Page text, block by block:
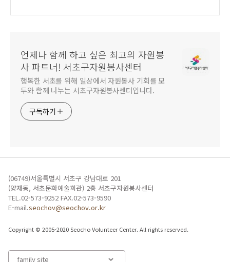
언제나 함께 하고 싶은 최고의 자원봉
사 파트너! 서초구자원봉사센터
행복한 서초를 위해 일상에서 자원봉사 기회를 모
두와 함께 나누는 서초구자원봉사센터입니다.
구독하기
(06749)서울특별시 서초구 강남대로 201
(양재동, 서초문화예술회관) 2층 서초구자원봉사센터
TEL.02-573-9252 FAX.02-573-9590
E-mail.seochov@seochov.or.kr
Copyright © 2005-2020 Seocho Volunteer Center. All rights reserved.